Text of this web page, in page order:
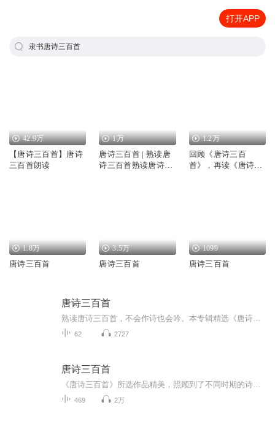
打开APP
隶书唐诗三百首
42.9万
【唐诗三百首】唐诗
三百首朗读
1万
唐诗三百首 | 熟读唐
诗三百首熟读唐诗三
1.2万
回顾《唐诗三百
首》，再读《唐诗三
1.8万
唐诗三百首
3.5万
唐诗三百首
1099
唐诗三百首
唐诗三百首
62 2727
唐诗三百首
469 2万